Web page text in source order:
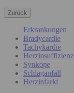
Zurück
Erkrankungen
Bradycardie
Tachykardie
Herzinsuffizienz
Synkope
Schlaganfall
Herzinfarkt